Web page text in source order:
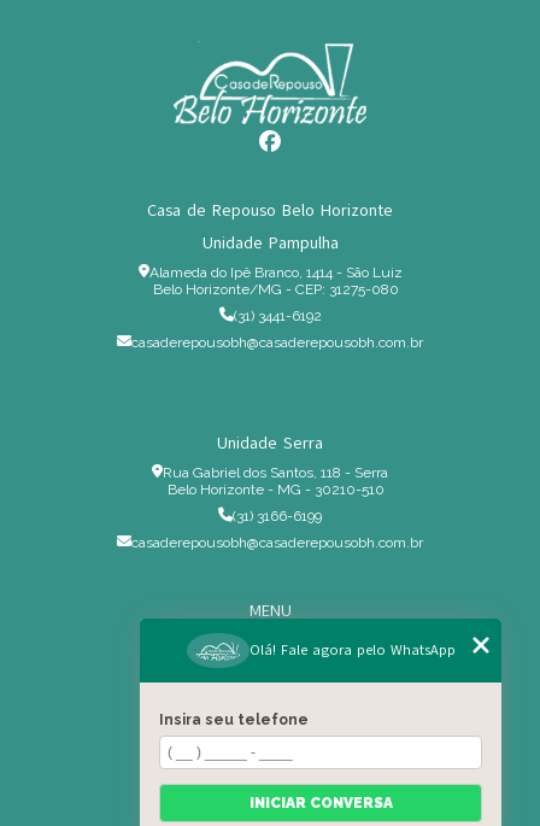
Casa de Repouso Belo Horizonte
Unidade Pampulha
Alameda do Ipê Branco, 1414 - São Luiz
Belo Horizonte/MG - CEP: 31275-080
(31) 3441-6192
casaderepousobh@casaderepousobh.com.br
Unidade Serra
Rua Gabriel dos Santos, 118 - Serra
Belo Horizonte - MG - 30210-510
(31) 3166-6199
casaderepousobh@casaderepousobh.com.br
MENU
Home
Institucional
Serviços Especiais
Blog
Residência
Olá! Fale agora pelo WhatsApp
Insira seu telefone
INICIAR CONVERSA